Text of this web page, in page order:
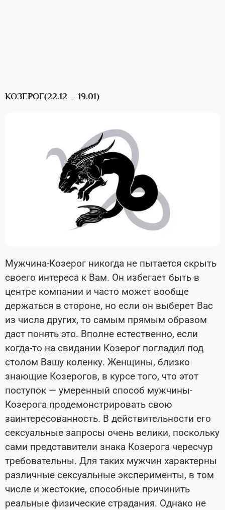
КОЗЕРОГ(22.12 – 19.01)
Мужчина-Козерог никогда не пытается скрыть
своего интереса к Вам. Он избегает быть в
центре компании и часто может вообще
держаться в стороне, но если он выберет Вас
из числа других, то самым прямым образом
даст понять это. Вполне естественно, если
когда-то на свидании Козерог погладил под
столом Вашу коленку. Женщины, близко
знающие Козерогов, в курсе того, что этот
поступок — умеренный способ мужчины-
Козерога продемонстрировать свою
заинтересованность. В действительности его
сексуальные запросы очень велики, поскольку
сами представители знака Козерога чересчур
требовательны. Для таких мужчин характерны
различные сексуальные эксперименты, в том
числе и жестокие, способные причинить
реальные физические страдания. Однако не